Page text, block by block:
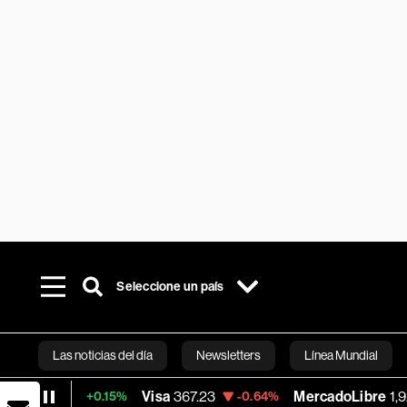
Seleccione un país
Las noticias del día Newsletters Línea Mundial
Bloomberg
Visa 367.23 -0.64% MercadoLibre 1,926.62